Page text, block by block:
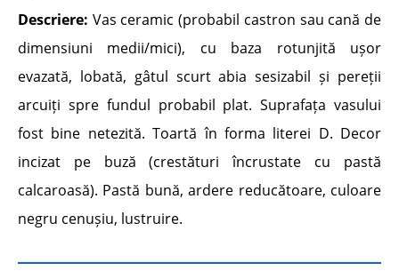
Descriere: Vas ceramic (probabil castron sau cană de
dimensiuni medii/mici), cu baza rotunjită ușor
evazată, lobată, gâtul scurt abia sesizabil și pereții
arcuiți spre fundul probabil plat. Suprafața vasului
fost bine netezită. Toartă în forma literei D. Decor
incizat pe buză (crestături încrustate cu pastă
calcaroasă). Pastă bună, ardere reducătoare, culoare
negru cenușiu, lustruire.